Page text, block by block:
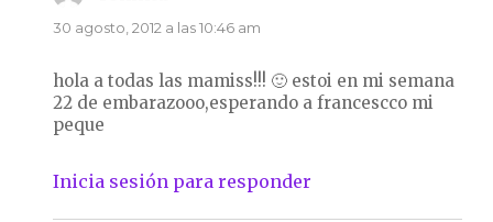
30 agosto, 2012 a las 10:46 am
hola a todas las mamiss!!! 🙂 estoi en mi semana
22 de embarazooo,esperando a francescco mi
peque
Inicia sesión para responder